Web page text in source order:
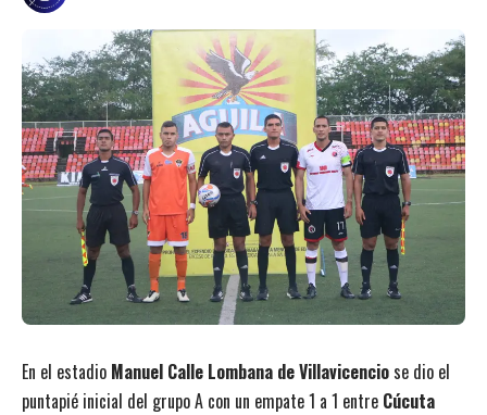
En el estadio Manuel Calle Lombana de Villavicenciose dio el
puntapié inicial del grupo A con un empate 1 a 1 entre Cúcuta